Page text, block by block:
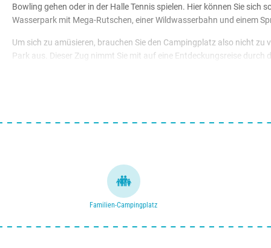
Bowling gehen oder in der Halle Tennis spielen. Hier können Sie
Wasserpark mit Mega-Rutschen, einer Wildwasserbahn und einem
Um sich zu amüsieren, brauchen Sie den Campingplatz also nicht
Park aus. Dieser Zug nimmt Sie mit auf eine Entdeckungsreise
Familien-Campingplatz